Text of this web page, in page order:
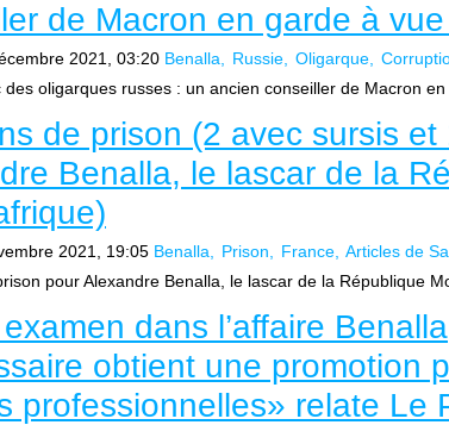
de Macron en garde à
2021, 03:20 Benalla Russie Oligarque
oligarques russes : un ancien conseiller de Macron en
de prison (2 avec sursis et
Benalla, le lascar de la
2021, 19:05 Benalla Prison France Articles de
pour Alexandre Benalla, le lascar de la République
dans l’affaire
obtient une promotion
professionnelles» relate Le